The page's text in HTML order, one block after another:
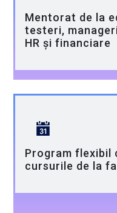
Mentorat de la
testeri,
HR și financiare
Program flexibil
cursurile de la